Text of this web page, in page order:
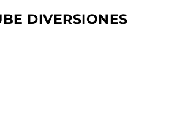
DIVERSIONES